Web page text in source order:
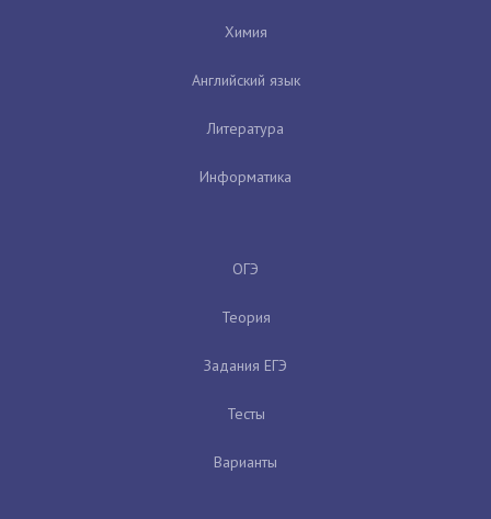
Химия
Английский язык
Литература
Информатика
ОГЭ
Теория
Задания ЕГЭ
Тесты
Варианты